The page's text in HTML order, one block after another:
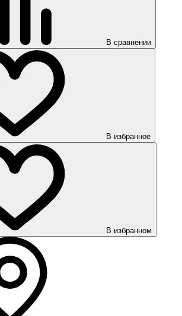
В сравнении
В избранное
В избранном